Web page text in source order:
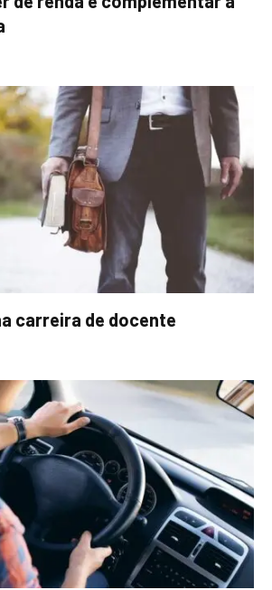
carreira de docente